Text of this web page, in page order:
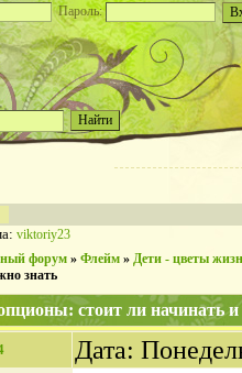
Пароль:
viktoriy23
форум » Флейм » Дети - цветы
знать
стоит ли начинать и
Дата: